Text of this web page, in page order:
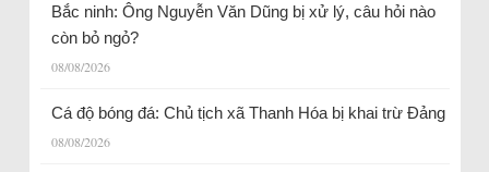
Bắc ninh: Ông Nguyễn Văn Dũng bị xử lý, câu hỏi nào
còn bỏ ngỏ?
08/08/2026
Cá độ bóng đá: Chủ tịch xã Thanh Hóa bị khai trừ Đảng
08/08/2026